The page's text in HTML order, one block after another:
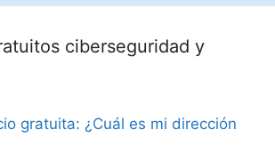
ciberseguridad y
gratuita: ¿Cuál es mi dirección